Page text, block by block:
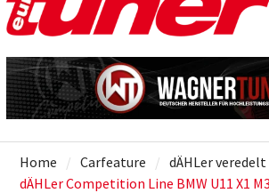
Home Carfeature
dÄHLer veredelt
dÄHLer Competition Line BMW U11 X1